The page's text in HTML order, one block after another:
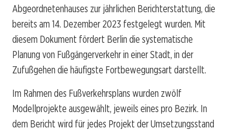
Abgeordnetenhauses zur jährlichen Berichterstattung, die
bereits am 14. Dezember 2023 festgelegt wurden. Mit
diesem Dokument fördert Berlin die systematische
Planung von Fußgängerverkehr in einer Stadt, in der
Zufußgehen die häufigste Fortbewegungsart darstellt.
Im Rahmen des Fußverkehrsplans wurden zwölf
Modellprojekte ausgewählt, jeweils eines pro Bezirk. In
dem Bericht wird für jedes Projekt der Umsetzungsstand